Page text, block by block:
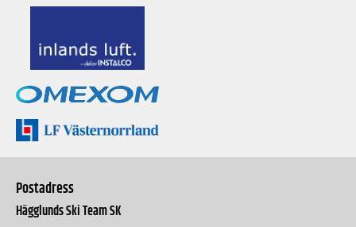
Postadress
Hägglunds Ski Team SK